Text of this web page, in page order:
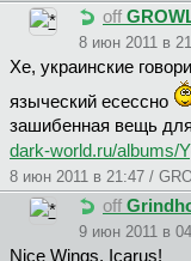
off
8 июн 2011 в
Хе, украинские
языческий есессно
зашибенная вещь
dark-world.ru/albums/
8 июн 2011 в 21:47 /
off
9 июн 2011 в
Nice Wings, Icarus!